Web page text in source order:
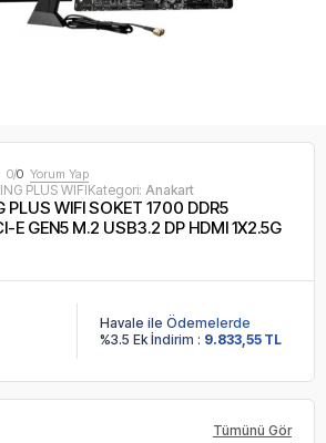
0/0 Yorum Yap
PLUS WIFIKategori: Anakart
WIFI SOKET 1700 DDR5
GEN5 M.2 USB3.2 DP HDMI 1X2.5G
Havale ile Ödemelerde
%3.5 Ek İndirim : 9.833,55 TL
Tümünü Gör